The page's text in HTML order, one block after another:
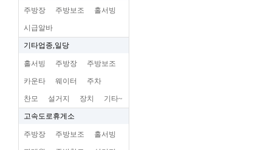
주방장 주방보조 홀서빙
시급알바
기타업종,일당
홀서빙 주방장 주방보조
카운타 웨이터 주차
찬모 설거지 장치 기타~
고속도로휴게소
주방장 주방보조 홀서빙